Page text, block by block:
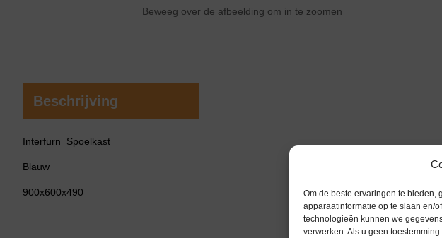
Om de beste ervaringen te bieden,
apparaatinformatie op te slaan en/
technologieën kunnen we
verwerken. Als u geen
Beweeg over de afbeelding om in te zoomen
Beschrijving
Interfurn Spoelkast
Blauw
900x600x490